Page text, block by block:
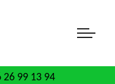
26 99 13 94